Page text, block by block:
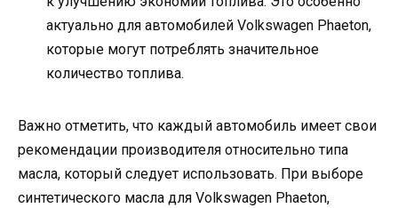
актуально для автомобилей Volkswagen Phaeton,
которые могут потреблять значительное
количество топлива.
Важно отметить, что каждый автомобиль имеет свои
рекомендации производителя относительно типа
масла, который следует использовать. При выборе
синтетического масла для Volkswagen Phaeton,